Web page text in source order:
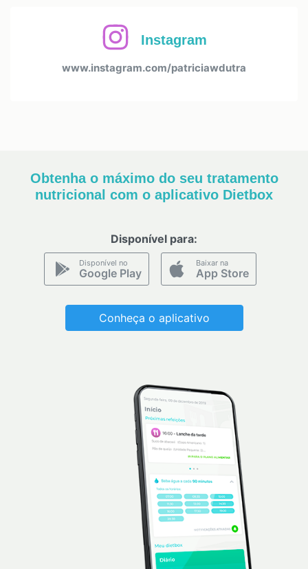
Instagram
www.instagram.com/patriciawdutra
Obtenha o máximo do seu tratamento
nutricional com o aplicativo Dietbox
Disponível para:
Disponível no
Google Play
Baixar na
App Store
Conheça o aplicativo